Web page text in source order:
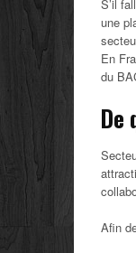
S’il
une
En
du
De
Afin